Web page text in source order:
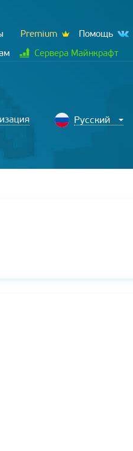
Premium
Помощь
Сервера Майнкрафт